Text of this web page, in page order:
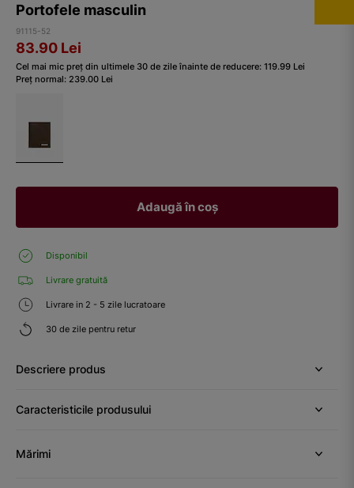
Portofele masculin
91115-52
83.90 Lei
Cel mai mic preț din ultimele 30 de zile înainte de reducere: 119.99 Lei
Preț normal: 239.00 Lei
Adaugă în coș
Disponibil
Livrare gratuită
Livrare in 2 - 5 zile lucratoare
30 de zile pentru retur
Descriere produs
Caracteristicile produsului
Mărimi